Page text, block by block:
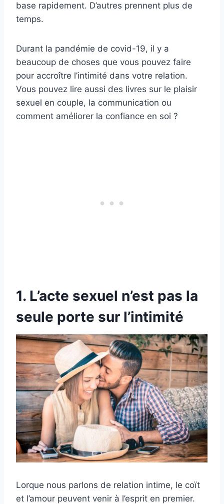
base rapidement. D’autres prennent plus de
temps.
Durant la pandémie de covid-19, il y a
beaucoup de choses que vous pouvez faire
pour accroître l’intimité dans votre relation.
Vous pouvez lire aussi des livres sur le plaisir
sexuel en couple, la communication ou
comment améliorer la confiance en soi ?
1. L’acte sexuel n’est pas la
seule porte sur l’intimité
Lorque nous parlons de relation intime, le coït
et l’amour peuvent venir à l’esprit en premier.